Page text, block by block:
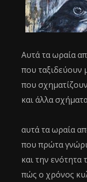
Αυτά τα ωραία
που ταξιδεύουν
που
και άλλα
αυτά τα ωραία
που πρώτα
και την ενότητα
πώς ο χρόνος